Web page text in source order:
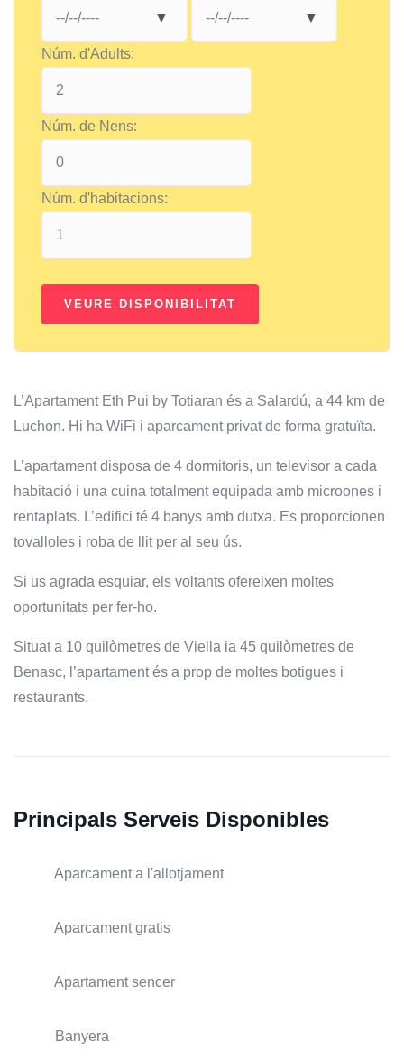
Núm. d'Adults:
Núm. de Nens:
Núm. d'habitacions:
L’Apartament Eth Pui by Totiaran és a Salardú, a 44 km de
Luchon. Hi ha WiFi i aparcament privat de forma gratuïta.
L’apartament disposa de 4 dormitoris, un televisor a cada
habitació i una cuina totalment equipada amb microones i
rentaplats. L’edifici té 4 banys amb dutxa. Es proporcionen
tovalloles i roba de llit per al seu ús.
Si us agrada esquiar, els voltants ofereixen moltes
oportunitats per fer-ho.
Situat a 10 quilòmetres de Viella ia 45 quilòmetres de
Benasc, l’apartament és a prop de moltes botigues i
restaurants.
Principals Serveis Disponibles
Aparcament a l'allotjament
Aparcament gratis
Apartament sencer
Banyera